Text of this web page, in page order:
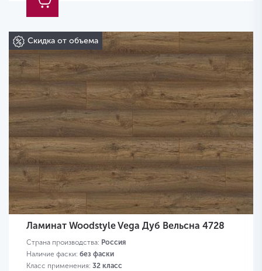
Скидка от объема
Ламинат Woodstyle Vega Дуб Вельсна 4728
Страна производства: Россия
Наличие фаски: без фаски
Класс применения: 32 класс